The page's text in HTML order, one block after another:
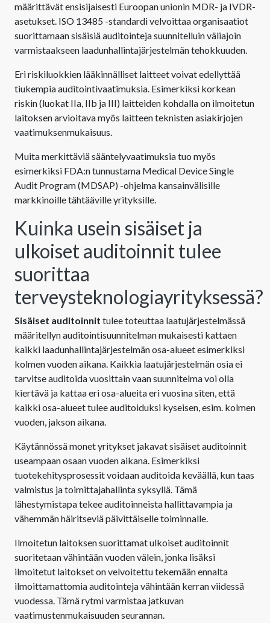
määrittävät ensisijaisesti Euroopan unionin MDR- ja IVDR-
asetukset. ISO 13485 -standardi velvoittaa organisaatiot
suorittamaan sisäisiä auditointeja suunnitelluin väliajoin
varmistaakseen laadunhallintajärjestelmän tehokkuuden.
Eri riskiluokkien lääkinnälliset laitteet voivat edellyttää
tiukempia auditointivaatimuksia. Esimerkiksi korkean
riskin (luokat IIa, IIb ja III) laitteiden kohdalla on ilmoitetun
laitoksen arvioitava myös laitteen teknisten asiakirjojen
vaatimuksenmukaisuus.
Muita merkittäviä sääntelyvaatimuksia tuo myös
esimerkiksi FDA:n tunnustama Medical Device Single
Audit Program (MDSAP) -ohjelma kansainvälisille
markkinoille tähtääville yrityksille.
Kuinka usein sisäiset ja
ulkoiset auditoinnit tulee
suorittaa
terveysteknologiayrityksessä?
Sisäiset auditoinnit tulee toteuttaa laatujärjestelmässä
määritellyn auditointisuunnitelman mukaisesti kattaen
kaikki laadunhallintajärjestelmän osa-alueet esimerkiksi
kolmen vuoden aikana. Kaikkia laatujärjestelmän osia ei
tarvitse auditoida vuosittain vaan suunnitelma voi olla
kiertävä ja kattaa eri osa-alueita eri vuosina siten, että
kaikki osa-alueet tulee auditoiduksi kyseisen, esim. kolmen
vuoden, jakson aikana.
Käytännössä monet yritykset jakavat sisäiset auditoinnit
useampaan osaan vuoden aikana. Esimerkiksi
tuotekehitysprosessit voidaan auditoida keväällä, kun taas
valmistus ja toimittajahallinta syksyllä. Tämä
lähestymistapa tekee auditoinneista hallittavampia ja
vähemmän häiritseviä päivittäiselle toiminnalle.
Ilmoitetun laitoksen suorittamat ulkoiset auditoinnit
suoritetaan vähintään vuoden välein, jonka lisäksi
ilmoitetut laitokset on velvoitettu tekemään ennalta
ilmoittamattomia auditointeja vähintään kerran viidessä
vuodessa. Tämä rytmi varmistaa jatkuvan
vaatimustenmukaisuuden seurannan.